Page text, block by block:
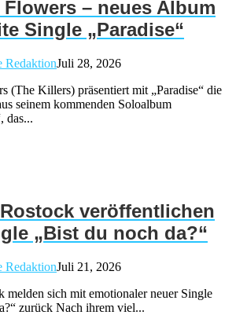
– neues Album
Single „Paradise“
RedaktionJuli 28, 2026
(The Killers) präsentiert mit „Paradise“ die
seinem kommenden Soloalbum
das...
veröffentlichen
„Bist du noch da?“
RedaktionJuli 21, 2026
melden sich mit emotionaler neuer Single
zurück Nach ihrem viel...